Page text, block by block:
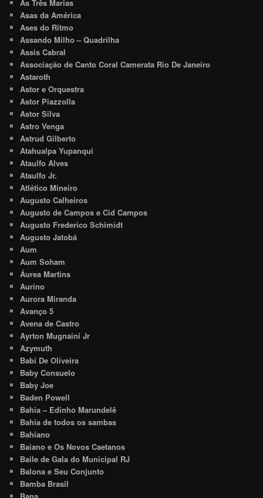
As Três Marias
Asas da América
Ases do Ritmo
Assando Milho – Quadrilha
Assis Cabral
Associação de Canto Coral Camerata Rio De Janeiro
Astaroth
Astor e Orquestra
Astor Piazzolla
Astor Silva
Astro Venga
Astrud Gilberto
Atahualpa Yupanqui
Ataulfo Alves
Ataulfo Jr.
Atlético Mineiro
Augusto Calheiros
Augusto de Campos e Cid Campos
Augusto Frederico Schimidt
Augusto Jatobá
Aum
Aum Soham
Áurea Martins
Aurino
Aurora Miranda
Avanço 5
Avena de Castro
Ayrton Mugnaini Jr
Azymuth
Babi De Oliveira
Baby Consuelo
Baby Joe
Baden Powell
Bahia – Edinho Marundelê
Bahia de todos os sambas
Bahiano
Baiano e Os Novos Caetanos
Baile de Gala do Municipal RJ
Balona e Seu Conjunto
Bamba Brasil